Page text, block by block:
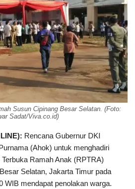
Susun Cipinang Besar Selatan. (Foto:
Sadat/Viva.co.id)
Rencana Gubernur DKI
(Ahok) untuk menghadiri
Ramah Anak (RPTRA)
Selatan, Jakarta Timur pada
WIB mendapat penolakan warga.